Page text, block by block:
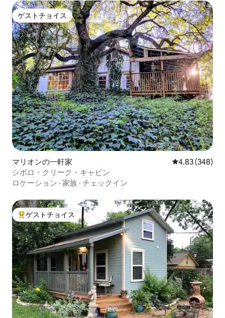
ゲストチョイス
ゲストチョイス
マリオンの一軒家 レビュー348
4.83 (348)
シボロ・クリーク・キャビン
ロケーション · 家族 · チェックイン
大好評のゲストチョイスです。
ゲストチョイス